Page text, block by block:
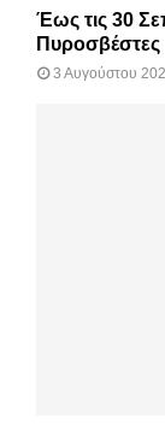
Έως τις 30
Πυροσβέστες
3 Αυγούστου